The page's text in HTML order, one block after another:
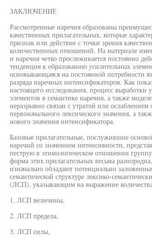
ЗАКЛЮЧЕНИЕ
Рассмотренные наречия образованы
качественных прилагательных, которые
признак или действие с точки зрения
количественных отношений. На материале
и наречия четко прослеживается постоянно
тенденция к образованию усилительных
основывающаяся на постоянной потребности
разряда наречных интенсификаторов. Как
настоящего исследования, процесс выработки
элементов в семантике наречия, а также
неразрывно связан с утратой или
первоначального лексического значения, а
нового значения интенсификатора.
Базовые прилагательные, послужившие
наречий со значением интенсивности,
пеструю в этимологическом отношении
форма этих прилагательных весьма
изначально обладают потенциально
семантической структуре лексико-
(ЛСП), указывающим на выражение
1. ЛСП величины,
2. ЛСП предела,
3. ЛСП силы,